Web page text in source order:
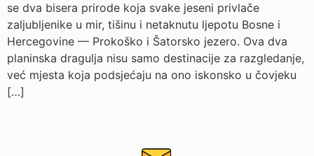
se dva bisera prirode koja svake jeseni privlače
zaljubljenike u mir, tišinu i netaknutu ljepotu Bosne i
Hercegovine — Prokoško i Šatorsko jezero. Ova dva
planinska dragulja nisu samo destinacije za razgledanje,
već mjesta koja podsjećaju na ono iskonsko u čovjeku
[…]